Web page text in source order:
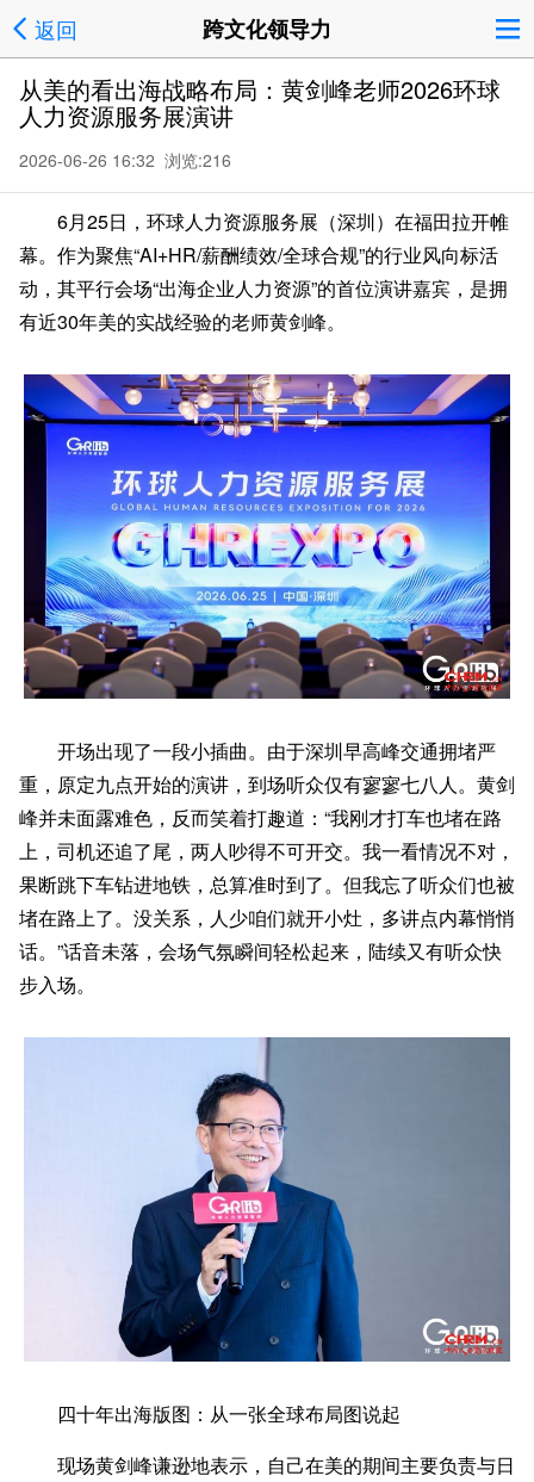
返回 跨文化领导力
从美的看出海战略布局：黄剑峰老师2026环球
人力资源服务展演讲
2026-06-26 16:32 浏览:216
6月25日，环球人力资源服务展（深圳）在福田拉开帷
幕。作为聚焦“AI+HR/薪酬绩效/全球合规”的行业风向标活
动，其平行会场“出海企业人力资源”的首位演讲嘉宾，是拥
有近30年美的实战经验的老师黄剑峰。
开场出现了一段小插曲。由于深圳早高峰交通拥堵严
重，原定九点开始的演讲，到场听众仅有寥寥七八人。黄剑
峰并未面露难色，反而笑着打趣道：“我刚才打车也堵在路
上，司机还追了尾，两人吵得不可开交。我一看情况不对，
果断跳下车钻进地铁，总算准时到了。但我忘了听众们也被
堵在路上了。没关系，人少咱们就开小灶，多讲点内幕悄悄
话。”话音未落，会场气氛瞬间轻松起来，陆续又有听众快
步入场。
四十年出海版图：从一张全球布局图说起
现场黄剑峰谦逊地表示，自己在美的期间主要负责与日